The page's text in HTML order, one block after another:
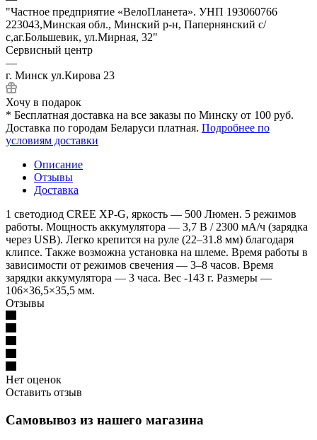
"Частное предприятие «ВелоПланета». УНП 193060766
223043,Минская обл., Минский р-н, Папернянский с/
с,аг.Большевик, ул.Мирная, 32"
Сервисный центр
—
г. Минск ул.Кирова 23
Хочу в подарок
* Бесплатная доставка на все заказы по Минску от 100 руб.
Доставка по городам Беларуси платная. Подробнее по
условиям доставки
Описание
Отзывы
Доставка
1 светодиод CREE XP-G, яркость — 500 Люмен. 5 режимов
работы. Мощность аккумулятора — 3,7 В / 2300 мА/ч (зарядка
через USB). Легко крепится на руле (22–31.8 мм) благодаря
клипсе. Также возможна установка на шлеме. Время работы в
зависимости от режимов свечения — 3–8 часов. Время
зарядки аккумулятора — 3 часа. Вес -143 г. Размеры —
106×36,5×35,5 мм.
Отзывы
Нет оценок
Оставить отзыв
Самовывоз из нашего магазина